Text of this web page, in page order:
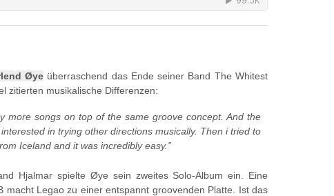
Øye überraschend das Ende seiner Band The Whitest
zitierten musikalische Differenzen:
more songs on top of the same groove concept. And the
in trying other directions musically. Then i tried to
Iceland and it was incredibly easy.”
Hjalmar spielte Øye sein zweites Solo-Album ein. Eine
macht Legao zu einer entspannt groovenden Platte. Ist das